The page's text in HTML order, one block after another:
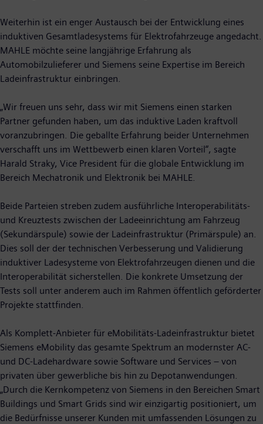
Weiterhin ist ein enger Austausch bei der Entwicklung eines
induktiven Gesamtladesystems für Elektrofahrzeuge angedacht.
MAHLE möchte seine langjährige Erfahrung als
Automobilzulieferer und Siemens seine Expertise im Bereich
Ladeinfrastruktur einbringen.
„Wir freuen uns sehr, dass wir mit Siemens einen starken
Partner gefunden haben, um das induktive Laden kraftvoll
voranzubringen. Die geballte Erfahrung beider Unternehmen
verschafft uns im Wettbewerb einen klaren Vorteil“, sagte
Harald Straky, Vice President für die globale Entwicklung im
Bereich Mechatronik und Elektronik bei MAHLE.
Beide Parteien streben zudem ausführliche Interoperabilitäts-
und Kreuztests zwischen der Ladeeinrichtung am Fahrzeug
(Sekundärspule) sowie der Ladeinfrastruktur (Primärspule) an.
Dies soll der der technischen Verbesserung und Validierung
induktiver Ladesysteme von Elektrofahrzeugen dienen und die
Interoperabilität sicherstellen. Die konkrete Umsetzung der
Tests soll unter anderem auch im Rahmen öffentlich geförderter
Projekte stattfinden.
Als Komplett-Anbieter für eMobilitäts-Ladeinfrastruktur bietet
Siemens eMobility das gesamte Spektrum an modernster AC-
und DC-Ladehardware sowie Software und Services – von
privaten über gewerbliche bis hin zu Depotanwendungen.
„Durch die Kernkompetenz von Siemens in den Bereichen Smart
Buildings und Smart Grids sind wir einzigartig positioniert, um
die Bedürfnisse unserer Kunden mit umfassenden Lösungen zu